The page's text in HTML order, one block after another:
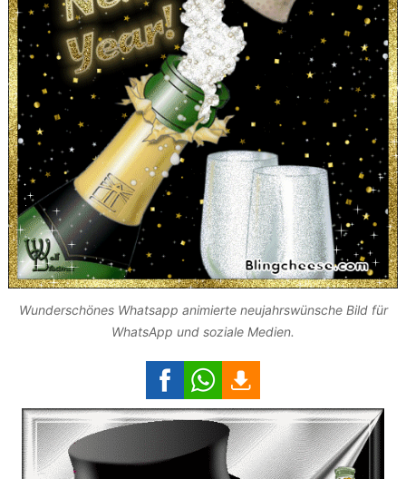
Wunderschönes Whatsapp animierte neujahrswünsche Bild für
WhatsApp und soziale Medien.